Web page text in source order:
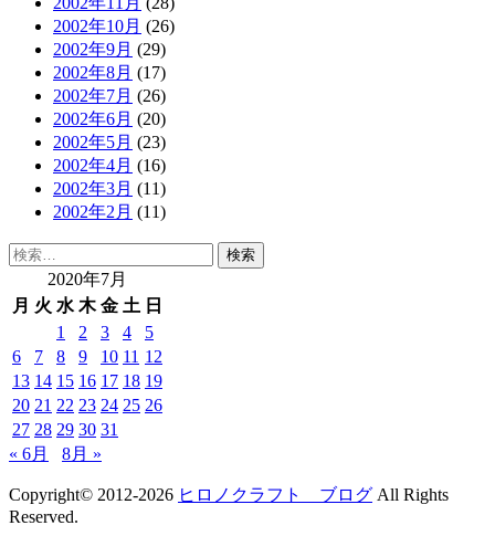
2002年10月 (26)
2002年9月 (29)
2002年8月 (17)
2002年7月 (26)
2002年6月 (20)
2002年5月 (23)
2002年4月 (16)
2002年3月 (11)
2002年2月 (11)
検
2020年7月
月 火 水 木 金 土 日
1
2 3 4
5
6
7 8 9 10 11 12
13 14 15 16 17 18 19
20 21 22 23 24 25 26
27 28 29 30 31
« 6月
8月 »
Copyright© 2012-2026 ヒロノクラフト ブログ All Rights
Reserved.